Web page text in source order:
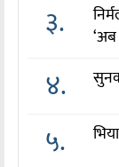
३.
४.
५.